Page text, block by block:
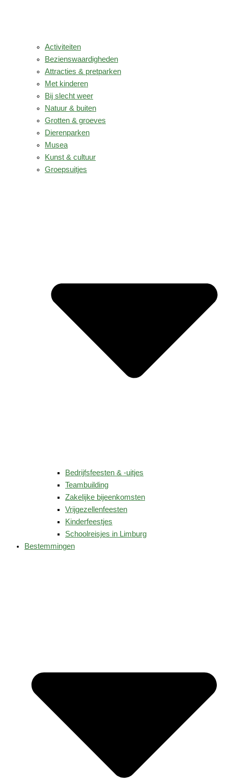
Activiteiten
Bezienswaardigheden
Attracties & pretparken
Met kinderen
Bij slecht weer
Natuur & buiten
Grotten & groeves
Dierenparken
Musea
Kunst & cultuur
Groepsuitjes
Bedrijfsfeesten & -uitjes
Teambuilding
Zakelijke bijeenkomsten
Vrijgezellenfeesten
Kinderfeestjes
Schoolreisjes in Limburg
Bestemmingen